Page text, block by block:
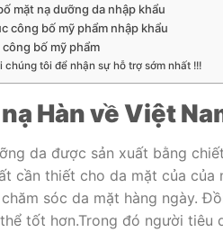
mặt nạ dưỡng da nhập khẩu
công bố mỹ phẩm nhập khẩu
bố mỹ phẩm
tôi để nhận sự hỗ trợ sớm nhất !!!
Hàn về Việt
da được sản xuất bằng
cần thiết cho da mặt của
sóc da mặt hàng ngày.
tốt hơn.Trong đó người tiêu